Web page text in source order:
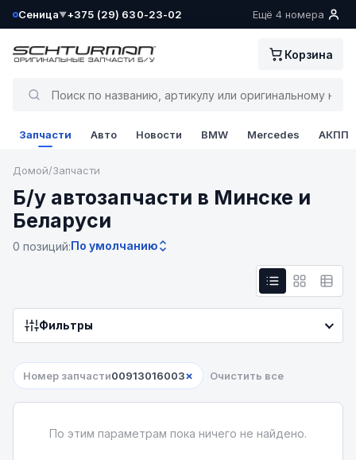
Сеница▼
Ваш склад определён как:
+375 (29) 630-23-02 Ещё 4 номера
Корзина
Запчасти Авто Новости BMW Mercedes АКПП
Домой/Запчасти
Б/у автозапчасти в Минске и
Беларуси
0 позиций:По умолчанию
Фильтры
Номер запчасти00913016003× Очистить все
По этим параметрам пока ничего не найдено.